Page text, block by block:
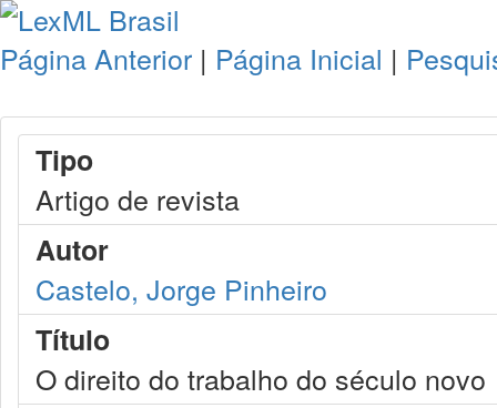
Página Anterior | Página Inicial |
Tipo
Artigo de revista
Autor
Castelo, Jorge Pinheiro
Título
O direito do trabalho do século novo